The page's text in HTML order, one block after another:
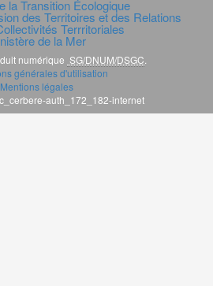
la Transition Écologique
des Territoires et des Relations
Terrritoriales
de la Mer
numérique SG/DNUM/DSGC.
générales d'utilisation
Mentions légales
auth_172_182-internet